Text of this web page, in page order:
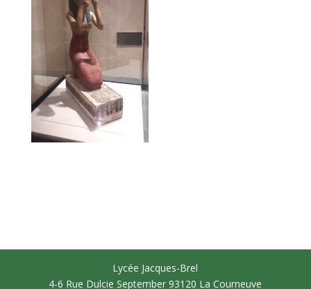
Lycée Jacques-Brel
4-6 Rue Dulcie September 93120 La Courneuve